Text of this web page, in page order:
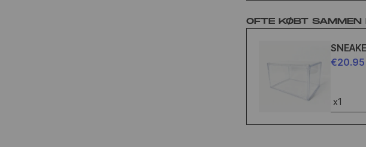
OFTE KØBT SAMMEN
€20.95
x1